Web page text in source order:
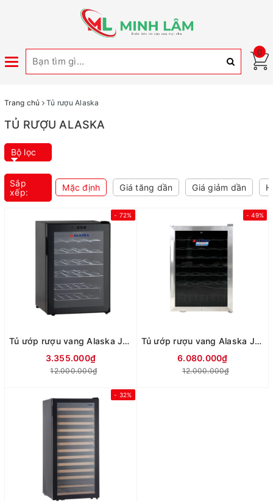
Toggle
0
Trang chủ Tủ rượu Alaska
TỦ RƯỢU ALASKA
Bộ lọc
Sắp
xếp:
Mặc định Giá tăng dần Giá giảm dần
- 72%
Tủ ướp rượu vang Alaska JC-28S
3.355.000₫
12.000.000₫
- 49%
Tủ ướp rượu vang Alaska JC-48
6.080.000₫
12.000.000₫
- 32%